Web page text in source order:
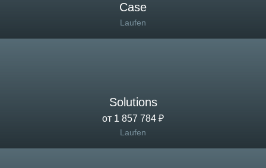
Case
Laufen
Solutions
от 1 857 784 ₽
Laufen